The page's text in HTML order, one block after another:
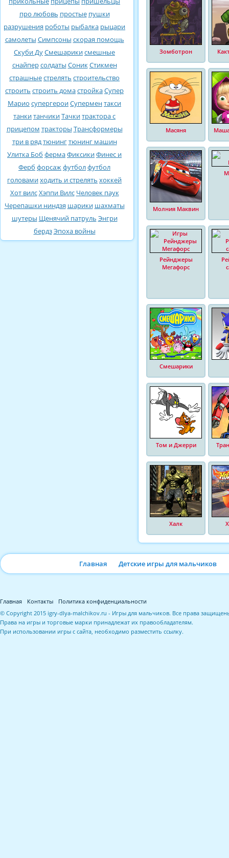
про любовь простые пушки
разрушения роботы рыбалка рыцари
самолеты Симпсоны скорая помощь
Скуби ДуСмешарикисмешные
снайперсолдаты СоникСтикмен
страшныестрелять строительство
строить строить домастройкаСупер
Марио супергероиСуперментакси
танкитанчикиТачкитрактора с
прицепом тракторы Трансформеры
три в рядтюнингтюнинг машин
Улитка Боб фермаФиксикиФинес и
Ферб форсажфутболфутбол
головамиходить и стрелять хоккей
Хот вилсХэппи Вилс Человек паук
Черепашки ниндзя шарики шахматы
шутеры Щенячий патруль Энгри
бердзЭпоха войны
Зомботрон
Масяня
Молния Маквин
Рейнджеры
Мегафорс
Смешарики
Том и Джерри
Халк
Главная Детские игры для мальчиков
Главная Контакты
Политика конфиденциальности
© Copyright 2015 igry-dlya-malchikov.ru - Игры для мальчиков. Все права
Права на игры и торговые марки принадлежат их правообладателям.
При использовании игры с сайта, необходимо разместить ссылку.